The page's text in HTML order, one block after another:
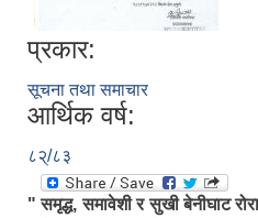
प्रकार:
सूचना तथा समाचार
आर्थिक वर्ष:
८२्/८३
" समृद्ध, समावेशी र सुखी बेनीघाट